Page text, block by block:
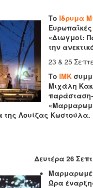
Το Ιδρυμα
«Διωγμοί:
την
23 & 25
Το ΙΜΚ
Μιχάλη
παράσταση-
της Λουίζας Κωστούλα.
Δευτέρα 26
Ώρα